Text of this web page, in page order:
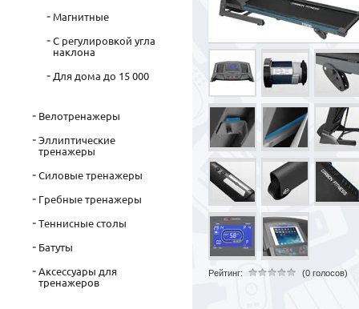
Рейтинг: (0 голосов)
Магнитные
С регулировкой угла
наклона
Для дома до 15 000
Велотренажеры
Эллиптические
тренажеры
Силовые тренажеры
Гребные тренажеры
Теннисные столы
Батуты
Аксессуары для
тренажеров